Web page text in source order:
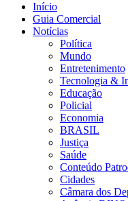
Início
Guia Comercial
Notícias
Política
Mundo
Entretenimento
Tecnologia &
Educação
Policial
Economia
BRASIL
Justiça
Saúde
Conteúdo
Cidades
Câmara dos